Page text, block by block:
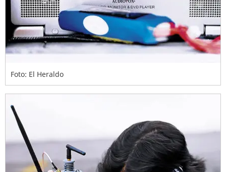
Foto: El Heraldo